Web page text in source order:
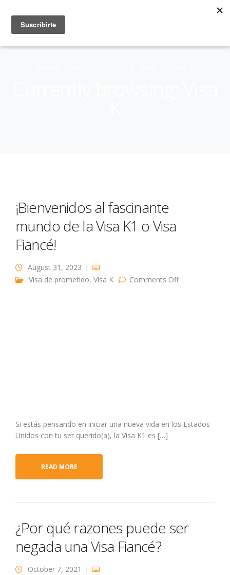
¡Bienvenidos al fascinante
mundo de la Visa K1 o Visa
Fiancé!
August 31, 2023
Visa de prometido, Visa K Comments Offon
Si estás pensando en iniciar una nueva vida en los Estados
Unidos con tu ser querido(a), la Visa K1 es […]
READ MORE
¿Por qué razones puede ser
negada una Visa Fiancé?
October 7, 2021